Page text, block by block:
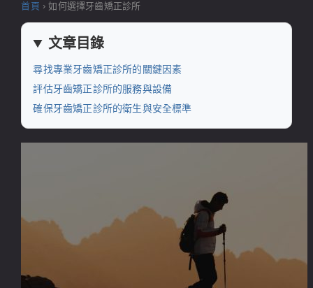
首頁 ›如何選擇牙齒矯正診所
文章目錄
尋找專業牙齒矯正診所的關鍵因素
評估牙齒矯正診所的服務與設備
確保牙齒矯正診所的衛生與安全標準